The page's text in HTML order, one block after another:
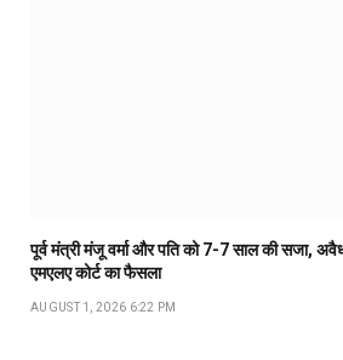
पूर्व मंत्री मंजू वर्मा और पति को 7-7 साल की सजा,
एमएलए कोर्ट का फैसला
AUGUST 1, 2026 6:22 PM